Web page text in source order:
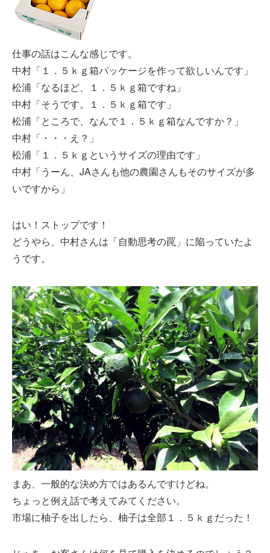
仕事の話はこんな感じです。
中村「１．５ｋｇ箱パッケージを作って欲しいんです」
松浦「なるほど、１．５ｋｇ箱ですね」
中村「そうです。１．５ｋｇ箱です」
松浦「ところで、なんで１．５ｋｇ箱なんですか？」
中村「・・・え？」
松浦「１．５ｋｇというサイズの理由です」
中村「うーん、JAさんも他の農園さんもそのサイズが多
いですから」
はい！ストップです！
どうやら、中村さんは「自動思考の罠」に陥っていたよ
うです。
まあ、一般的な決め方ではあるんですけどね。
ちょっと例え話で考えてみてください。
市場に柚子を出したら、柚子は全部１．５ｋｇだった！